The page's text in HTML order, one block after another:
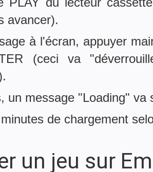
avancer).
à l'écran, appuyer
(ceci va
un message "Loading" va
de chargement
un jeu sur